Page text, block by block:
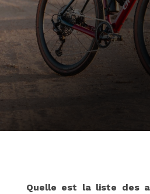
Quelle est la liste des